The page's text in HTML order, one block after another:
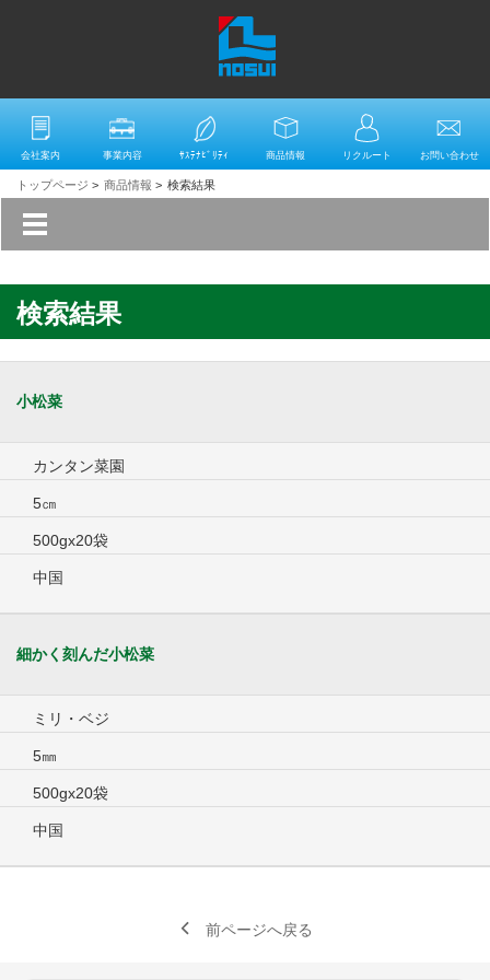
会社案内 事業内容 ｻｽﾃﾅﾋﾞﾘﾃｨ 商品情報 リクルート お問い合わせ
トップページ > 商品情報 > 検索結果
検索結果
小松菜
カンタン菜園
5㎝
500gx20袋
中国
細かく刻んだ小松菜
ミリ・ベジ
5㎜
500gx20袋
中国
前ページへ戻る